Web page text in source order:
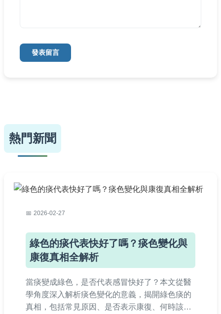
發表留言
熱門新聞
2026-02-27
綠色的痰代表快好了嗎？痰色變化與
康復真相全解析
當痰變成綠色，是否代表感冒快好了？本文從醫
學角度深入解析痰色變化的意義，揭開綠色痰的
真相，包括常見原因、是否表示康復、何時該就